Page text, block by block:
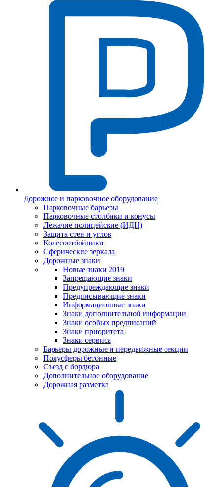
Дорожное и парковочное оборудование
Парковочные барьеры
Парковочные столбики и конусы
Лежачие полицейские (ИДН)
Защита стен и углов
Колесоотбойники
Сферические зеркала
Дорожные знаки
Новые знаки 2019
Запрещающие знаки
Предупреждающие знаки
Предписывающие знаки
Информационные знаки
Знаки дополнительной информации
Знаки особых предписаний
Знаки приоритета
Знаки сервиса
Барьеры дорожные и передвижные секции
Полусферы бетонные
Съезд с бордюра
Дополнительное оборудование
Дорожная разметка